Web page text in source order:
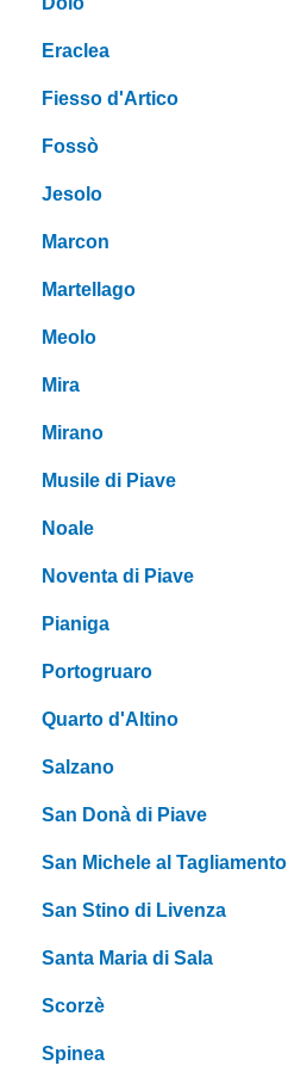
Eraclea
Fiesso d'Artico
Fossò
Jesolo
Marcon
Martellago
Meolo
Mira
Mirano
Musile di Piave
Noale
Noventa di Piave
Pianiga
Portogruaro
Quarto d'Altino
Salzano
San Donà di Piave
San Michele al Tagliamento
San Stino di Livenza
Santa Maria di Sala
Scorzè
Spinea